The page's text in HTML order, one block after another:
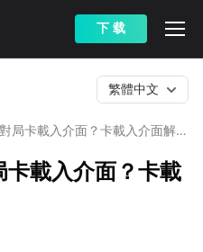
下 载
局卡載入介面？卡載入介面解決
繁體中文
卡載入介面？卡載